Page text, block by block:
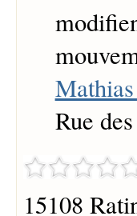
Rue
15108